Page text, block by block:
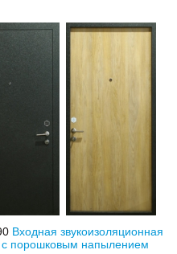
(207)
стиле(183)
Входная звукоизоляционная
с порошковым напылением